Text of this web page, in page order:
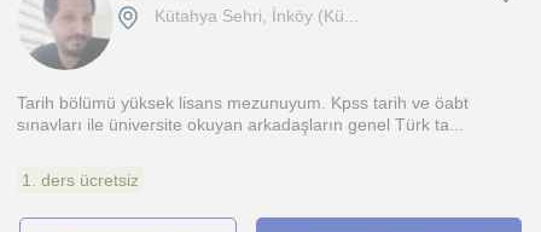
Kütahya Sehri, İnköy (Kü...
Tarih bölümü yüksek lisans mezunuyum. Kpss tarih ve öabt
sınavları ile üniversite okuyan arkadaşların genel Türk ta...
1. ders ücretsiz